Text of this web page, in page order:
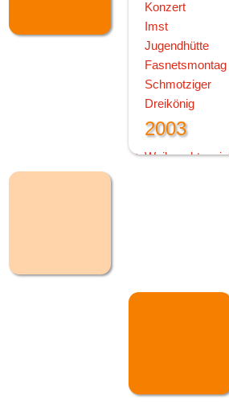
Konzert
Imst
Jugendhütte
Fasnetsmontag
Schmotziger
Dreikönig
2003
2001
Rüti